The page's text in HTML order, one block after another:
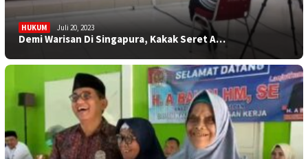
HUKUM Juli 20, 2023
Demi Warisan Di Singapura, Kakak Seret A…